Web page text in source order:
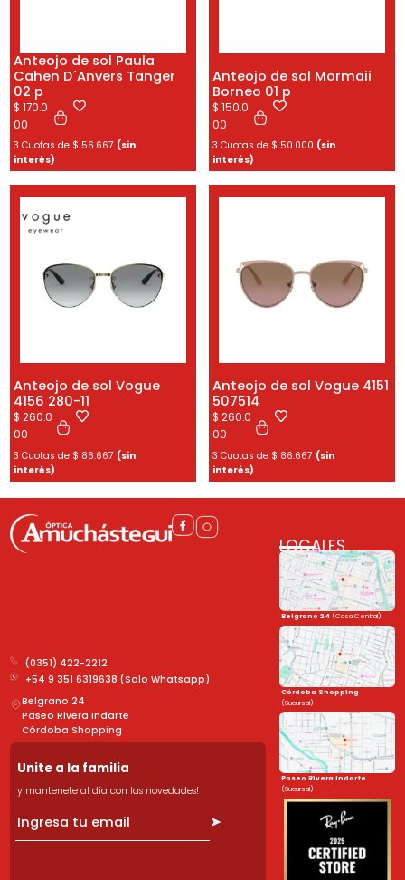
Anteojo de sol Paula
Cahen D´Anvers Tanger
02 p
$ 170.0
00
3 Cuotas de $ 56.667 (sin
interés)
Anteojo de sol Mormaii
Borneo 01 p
$ 150.0
00
3 Cuotas de $ 50.000 (sin
interés)
Anteojo de sol Vogue
4156 280-11
$ 260.0
00
3 Cuotas de $ 86.667 (sin
interés)
Anteojo de sol Vogue 4151
507514
$ 260.0
00
3 Cuotas de $ 86.667 (sin
interés)
(0351) 422-2212
+54 9 351 6319638 (Solo Whatsapp)
Belgrano 24
Paseo Rivera Indarte
Córdoba Shopping
Unite a la familia
y mantenete al día con las novedades!
➤
LOCALES
Belgrano 24 (Casa Central)
Córdoba Shopping
(Sucursal)
Paseo Rivera Indarte
(Sucursal)